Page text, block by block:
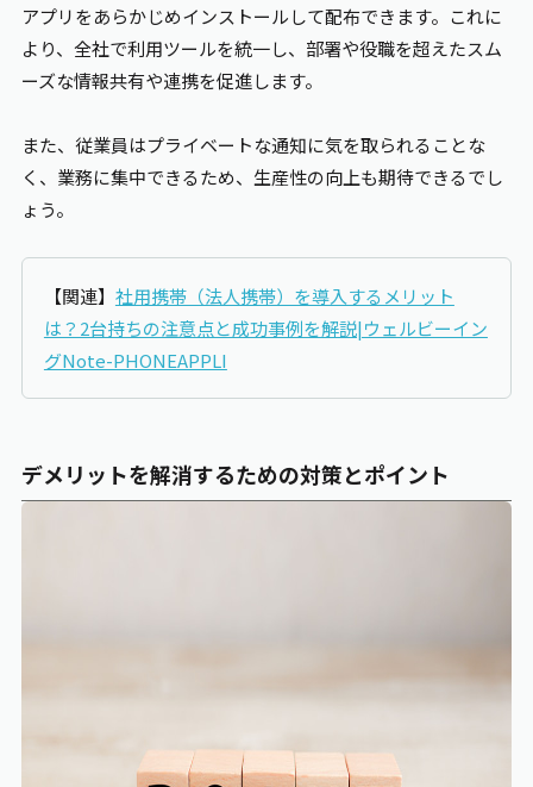
アプリをあらかじめインストールして配布できます。これに
より、全社で利用ツールを統一し、部署や役職を超えたスム
ーズな情報共有や連携を促進します。
また、従業員はプライベートな通知に気を取られることな
く、業務に集中できるため、生産性の向上も期待できるでし
ょう。
【関連】 社用携帯（法人携帯）を導入するメリット
は？2台持ちの注意点と成功事例を解説|ウェルビーイン
グNote-PHONEAPPLI
デメリットを解消するための対策とポイント